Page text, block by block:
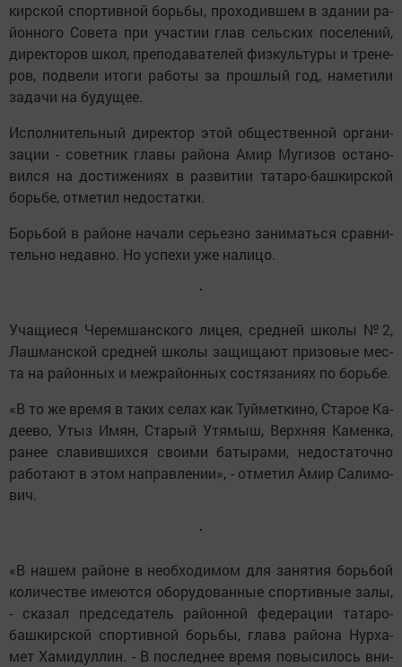
кирс­кой спор­тив­ной борь­бы, про­хо­див­шем в зда­нии ра­
йон­но­го Со­ве­та при учас­тии глав сельс­ких по­се­ле­ний,
ди­рек­то­ров школ, пре­по­да­ва­те­лей физ­куль­ту­ры и тре­не­
ров, под­вели ито­ги ра­бо­ты за прош­лый год, на­ме­тили
за­да­чи на бу­ду­щее.
Ис­пол­ни­тель­ный ди­рек­тор этой об­щест­вен­ной ор­га­ни­
за­ции - со­вет­ник гла­вы ра­йо­на Амир Му­ги­зов ос­та­но­
вил­ся на дос­ти­же­ни­ях в раз­ви­тии та­та­ро-баш­кирс­кой
борь­бе, от­ме­тил не­дос­тат­ки.
Борь­бой в ра­йо­не на­ча­ли серь­ез­но за­ни­мать­ся срав­ни­
тель­но не­дав­но. Но ус­пе­хи уже на­ли­цо.
Уча­щи­е­ся Че­рем­шанс­ко­го ли­цея, сред­ней шко­лы №2,
Лаш­манс­кой сред­ней шко­лы за­щи­ща­ют при­зо­вые мес­
та на ра­йон­ных и меж­ра­йон­ных сос­тя­за­ни­ях по борь­бе.
«В то же вре­мя в та­ких се­лах как Туй­мет­ки­но, Ста­рое Ка­
де­е­во, Утыз Имян, Ста­рый Утя­мыш, Верх­няя Ка­мен­ка,
ра­нее сла­вив­ших­ся сво­и­ми ба­ты­ра­ми, не­дос­та­точ­но
ра­бо­та­ют в этом нап­рав­ле­ни­и», - от­ме­тил Амир Са­ли­мо­
вич.
«В на­шем ра­йо­не в не­об­хо­ди­мом для за­ня­тия борь­бой
ко­ли­чест­ве име­ют­ся обо­ру­до­ван­ные спор­тив­ные за­лы,
- ска­зал пред­се­да­тель ра­йон­ной фе­де­ра­ции та­та­ро-
баш­кирс­кой спор­тив­ной борь­бы, гла­ва ра­йо­на Нур­ха­
мет Ха­ми­дул­лин. - В пос­лед­нее вре­мя по­вы­си­лось вни­